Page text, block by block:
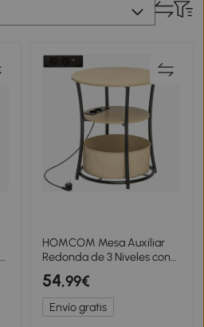
HOMCOM Mesa Auxiliar
Redonda de 3 Niveles con
Estación de Carga 3
Estantes y Bolsa para Salón
Dormitorio Ø50x55,1 cm
Natural
54,99€
Envío gratis